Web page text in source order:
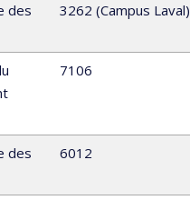
des
3262 (Campus Laval)
7106
des
6012